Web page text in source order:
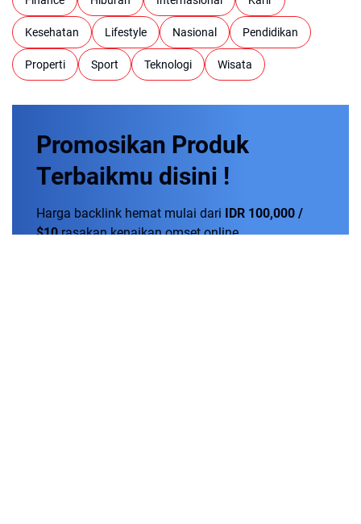
Kesehatan Lifestyle Nasional Pendidikan
Properti Sport Teknologi Wisata
Promosikan Produk
Terbaikmu disini !
Harga backlink hemat mulai dari IDR 100,000 /
$10rasakan kenaikan omset online.